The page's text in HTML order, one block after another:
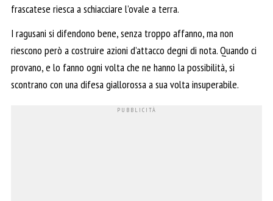
frascatese riesca a schiacciare l’ovale a terra.
I ragusani si difendono bene, senza troppo affanno, ma non
riescono però a costruire azioni d’attacco degni di nota. Quando ci
provano, e lo fanno ogni volta che ne hanno la possibilità, si
scontrano con una difesa giallorossa a sua volta insuperabile.